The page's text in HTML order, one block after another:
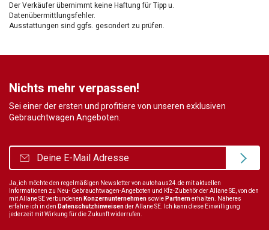
Der Verkäufer übernimmt keine Haftung für Tipp u.
Datenübermittlungsfehler.
Ausstattungen sind ggfs. gesondert zu prüfen.
Nichts mehr verpassen!
Sei einer der ersten und profitiere von unseren exklusiven
Gebrauchtwagen Angeboten.
Ja, ich möchte den regelmäßigen Newsletter von autohaus24.de mit aktuellen
Informationen zu Neu- Gebrauchtwagen-Angeboten und Kfz-Zubehör der Allane SE, von den
mit Allane SE verbundenen Konzernunternehmen sowie Partnernerhalten. Näheres
erfahre ich in den Datenschutzhinweisender Allane SE. Ich kann diese Einwilligung
jederzeit mit Wirkung für die Zukunft widerrufen.